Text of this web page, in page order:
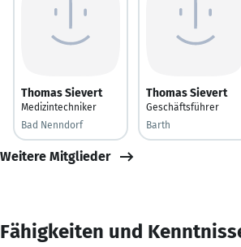
Thomas Sievert
Medizintechniker
Bad Nenndorf
Thomas Sievert
Geschäftsführer
Barth
Weitere Mitglieder
Fähigkeiten und